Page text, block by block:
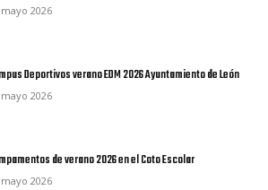
mayo 2026
Deportivos verano EDM 2026 Ayuntamiento de León
mayo 2026
de verano 2026 en el Coto Escolar
mayo 2026